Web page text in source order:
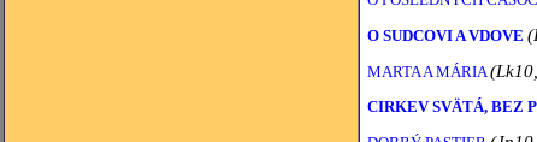
O SUDCOVI A VDOVE
MARTA A MÁRIA
CIRKEV SVÄTÁ, BEZ